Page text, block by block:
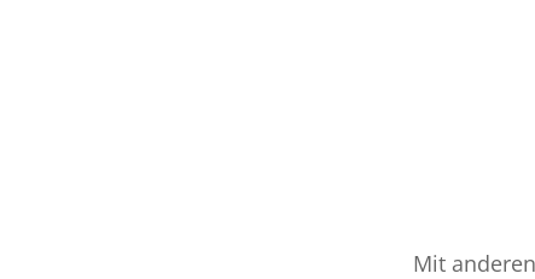
Mit